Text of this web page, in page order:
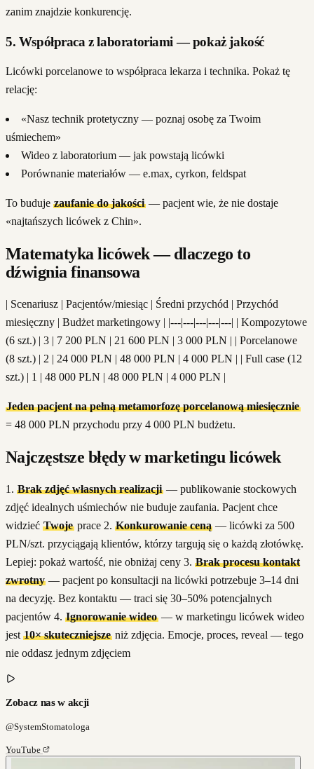
zanim znajdzie konkurencję.
5. Współpraca z laboratoriami — pokaż jakość
Licówki porcelanowe to współpraca lekarza i technika. Pokaż tę
relację:
«Nasz technik protetyczny — poznaj osobę za Twoim
uśmiechem»
Wideo z laboratorium — jak powstają licówki
Porównanie materiałów — e.max, cyrkon, feldspat
To buduje zaufanie do jakości— pacjent wie, że nie dostaje
«najtańszych licówek z Chin».
Matematyka licówek — dlaczego to
dźwignia finansowa
| Scenariusz | Pacjentów/miesiąc | Średni przychód | Przychód
miesięczny | Budżet marketingowy | |---|---|---|---|---| | Kompozytowe
(6 szt.) | 3 | 7 200 PLN | 21 600 PLN | 3 000 PLN | | Porcelanowe
(8 szt.) | 2 | 24 000 PLN | 48 000 PLN | 4 000 PLN | | Full case (12
szt.) | 1 | 48 000 PLN | 48 000 PLN | 4 000 PLN |
Jeden pacjent na pełną metamorfozę porcelanową miesięcznie
= 48 000 PLN przychodu przy 4 000 PLN budżetu.
Najczęstsze błędy w marketingu licówek
1. Brak zdjęć własnych realizacji— publikowanie stockowych
zdjęć idealnych uśmiechów nie buduje zaufania. Pacjent chce
widzieć Twojeprace 2. Konkurowanie ceną — licówki za 500
PLN/szt. przyciągają klientów, którzy targują się o każdą złotówkę.
Lepiej: pokaż wartość, nie obniżaj ceny 3. Brak procesu kontakt
zwrotny — pacjent po konsultacji na licówki potrzebuje 3–14 dni
na decyzję. Bez kontaktu — traci się 30–50% potencjalnych
pacjentów 4. Ignorowanie wideo— w marketingu licówek wideo
jest 10× skuteczniejszeniż zdjęcia. Emocje, proces, reveal — tego
nie oddasz jednym zdjęciem
Zobacz nas w akcji
@SystemStomatologa
YouTube